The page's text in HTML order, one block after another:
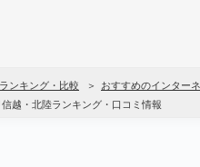
ンキング・比較 おすすめのインター
越・北陸ランキング・口コミ情報